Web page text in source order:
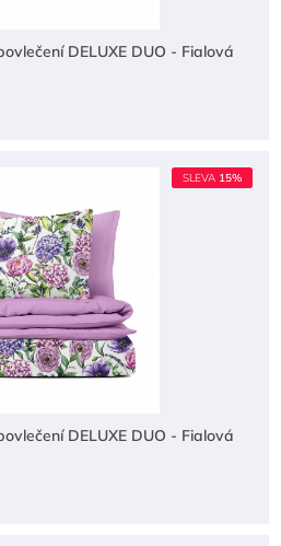
DELUXE DUO - Fialová
SLEVA 15%
DELUXE DUO - Fialová